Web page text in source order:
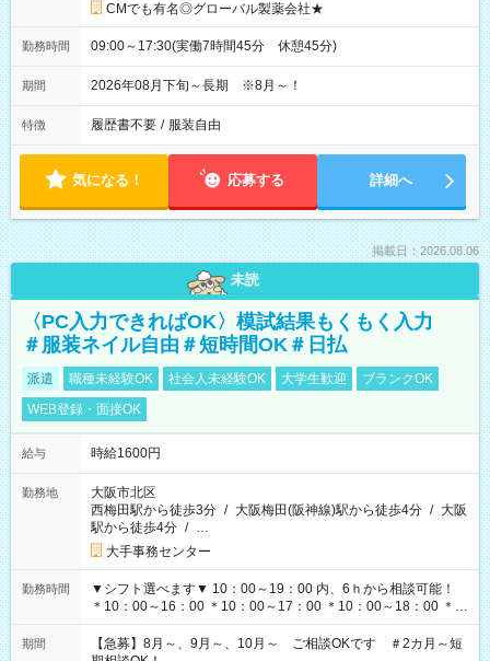
CMでも有名◎グローバル製薬会社★
勤務時間 09:00～17:30(実働7時間45分 休憩45分)
期間 2026年08月下旬～長期 ※8月～！
特徴 履歴書不要 / 服装自由
気になる！ 応募する 詳細へ
掲載日：2026.08.06
未読
〈PC入力できればOK〉模試結果もくもく入力
＃服装ネイル自由＃短時間OK＃日払
派遣 職種未経験OK 社会人未経験OK 大学生歓迎
ブランクOK
WEB登録・面接OK
給与 時給1600円
勤務地
大阪市北区
西梅田駅から徒歩3分 / 大阪梅田(阪神線)駅から徒歩4分 / 大阪
駅から徒歩4分 / …
大手事務センター
勤務時間
▼シフト選べます▼ 10：00～19：00 内、6ｈから相談可能！
＊10：00～16：00 ＊10：00～17：00 ＊10：00～18：00 ＊
11：00～19：00 ＊12：00～19：00 ＊13：00～19：00
期間
【急募】8月～、9月～、10月～ ご相談OKです ＃2カ月～短